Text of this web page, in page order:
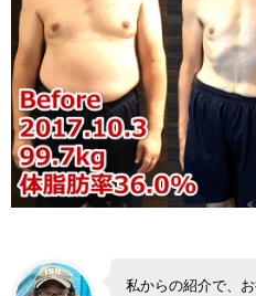
私からの紹介で、